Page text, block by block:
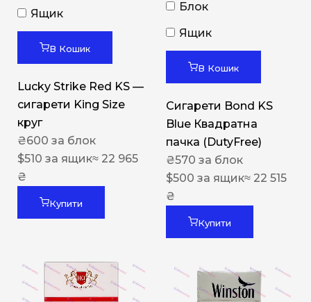
Ящик
В Кошик
Lucky Strike Red KS —
сигарети King Size
круг
₴600 за блок
$510 за ящик≈ 22 965
₴
Купити
Блок
Ящик
В Кошик
Сигарети Bond KS
Blue Квадратна
пачка (DutyFree)
₴570 за блок
$500 за ящик≈ 22 515
₴
Купити